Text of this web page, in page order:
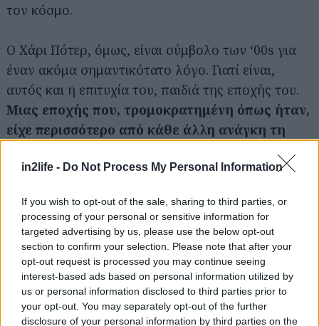
in2life - Do Not Process My Personal Information
If you wish to opt-out of the sale, sharing to third parties, or
processing of your personal or sensitive information for
targeted advertising by us, please use the below opt-out
section to confirm your selection. Please note that after your
opt-out request is processed you may continue seeing
interest-based ads based on personal information utilized by
us or personal information disclosed to third parties prior to
your opt-out. You may separately opt-out of the further
disclosure of your personal information by third parties on the
τον κόσμο.
Ο Χάρι Πότερ, όμως, είναι σύμβολο των ‘00s για
έναν ακόμα σημαντικότατο λόγο. Γιατί είναι,
αυτός και η επιτυχία του, παιδιά της εποχής του.
Μιας εποχής που, τρομοκρατημένη όπως ήταν,
είχε περισσότερο από κάθε άλλη ανάγκη τη
να ενθαρρυνθεί; Διαλέγετε και παίρνετε.
Carrie Bradshaw
Το pin up girl της
δεκαετίας του ’70
διαδέχθηκε η
φεμινίστρια των 80s, η
οποία δημιούργησε,